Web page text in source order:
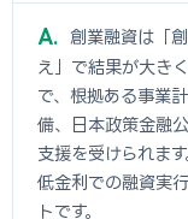
A
創業融資は「
え」で結果が大き
で、根拠ある事業
備、日本政策金融
支援を受けられま
低金利での融資実
トです。